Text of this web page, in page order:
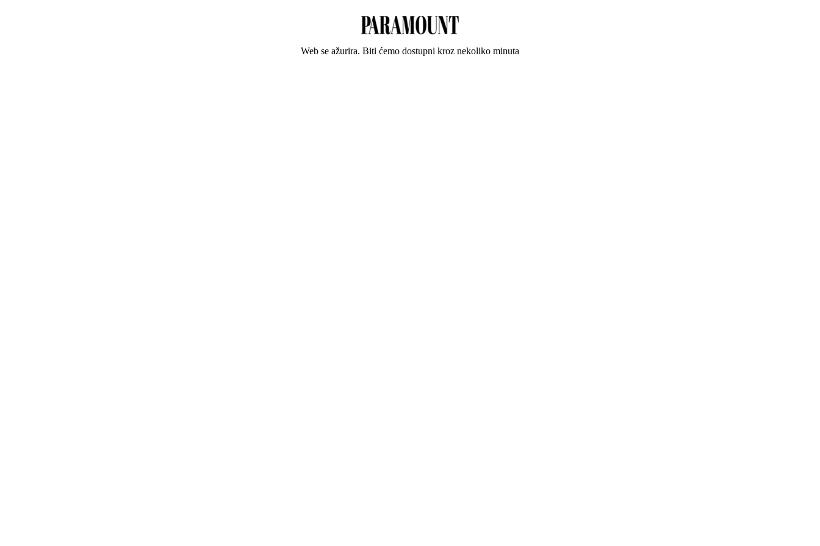
Web se ažurira. Biti ćemo dostupni kroz nekoliko minuta